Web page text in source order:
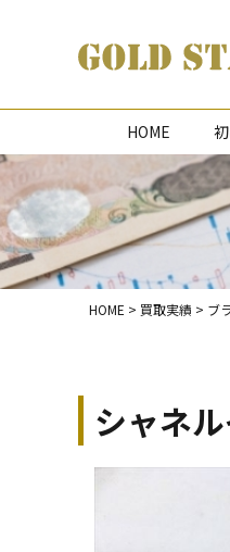
HOME
HOME > 買取実績 > ブ
シャネ